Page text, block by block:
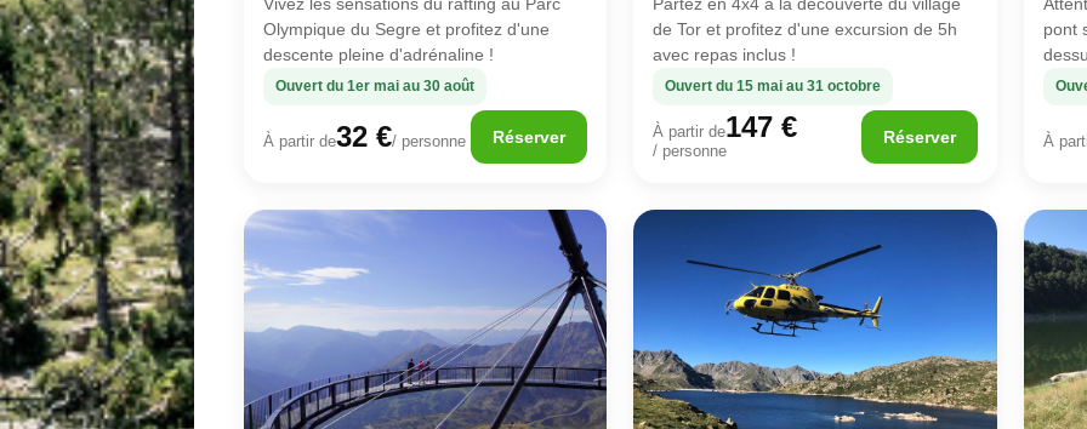
Olympique du Segre et profitez d'une
descente pleine d'adrénaline !
Ouvert du 1er mai au 30 août
À partir de32 €/ personne Réserver
de Tor et profitez d'une excursion de 5h
avec repas inclus !
Ouvert du 15 mai au 31 octobre
À partir de147 €
/ personne
Réserver
pont
À